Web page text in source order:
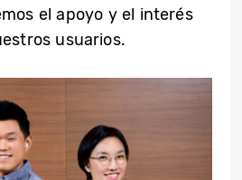
el apoyo y el interés
usuarios.